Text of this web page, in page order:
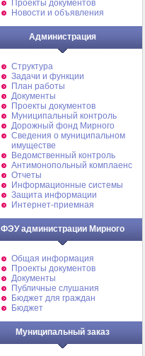
Проекты документов
Новости и объявления
Администрация
Структура
Задачи и функции
План работы
Документы
Проекты документов
Муниципальный контроль
Дорожный фонд Мирного
Cведения о муниципальном
имуществе
Ведомственный контроль
Антимонопольный комплаенс
Отчеты
Информационные системы
Защита информации
Интернет-приемная
ФЭУ администрации Мирного
Общая информация
Проекты документов
Документы
Публичные слушания
Бюджет для граждан
Бюджет
Муниципальный заказ